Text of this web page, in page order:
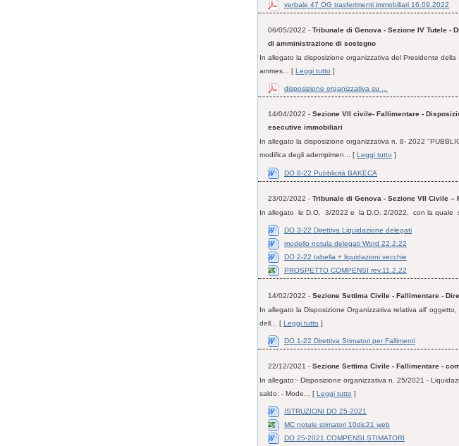
verbale 47 OG trasferimenti immobiliari 16.09.2022
06/05/2022 - Tribunale di Genova - Sezione IV Tutele
di amministrazione di sostegno
In allegato la disposizione organizzativa del Presidente
ammes... [ Leggi tutto ]
disposizione organizzativa su ...
14/04/2022 - Sezione VII civile- Fallimentare -
esecutive immobiliari
In allegato la disposizione organizzativa n. 8- 2022
modifica degli adempimen... [ Leggi tutto ]
DO 8-22 Pubblicità BAKECA
23/02/2022 - Tribunale di Genova - Sezione VII Civile
In allegato le D.O. 3/2022 e la D.O. 2/2022, con la quale
DO 3-22 Direttiva Liquidazione delegati
modello notula delegati Word 22.2.22
DO 2-22 tabella + liquidazioni vecchie
PROSPETTO COMPENSI rev.11.2.22
14/02/2022 - Sezione Settima Civile - Fallimentare -
In allegato la Disposizione Organizzativa relativa all'
dell... [ Leggi tutto ]
DO 1-22 Direttiva Stimatori per Fallimenti
22/12/2021 - Sezione Settima Civile - Fallimentare -
In allegato:- Disposizione organizzativa n. 25/2021 -
saldo. - Mode... [ Leggi tutto ]
ISTRUZIONI DO 25-2021
MC notule stimatori 10dic21 web
DO 25-2021 COMPENSI STIMATORI